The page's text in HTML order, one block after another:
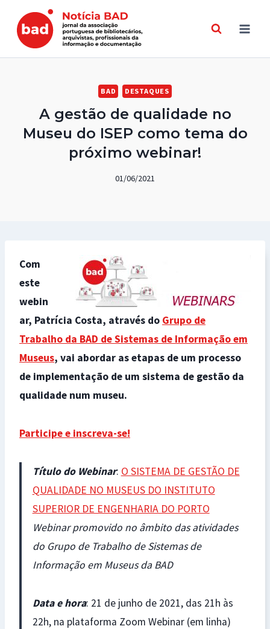
content
BAD DESTAQUES
A gestão de qualidade no
Museu do ISEP como tema do
próximo webinar!
01/06/2021
Com
este
webin
ar, Patrícia Costa, através do Grupo de
Trabalho da BAD de Sistemas de Informação em
Museus, vai abordar as etapas de um processo
de implementação de um sistema de gestão da
qualidade num museu.
Participe e inscreva-se!
Título do Webinar: O SISTEMA DE GESTÃO DE
QUALIDADE NO MUSEUS DO INSTITUTO
SUPERIOR DE ENGENHARIA DO PORTO
Webinar promovido no âmbito das atividades
do Grupo de Trabalho de Sistemas de
Informação em Museus da BAD
Data e hora: 21 de junho de 2021, das 21h às
22h, na plataforma Zoom Webinar (em linha)